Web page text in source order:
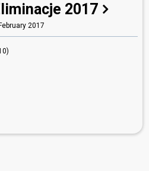
2017
2017